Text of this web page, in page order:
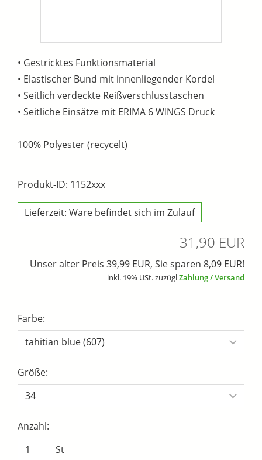
• Gestricktes Funktionsmaterial
• Elastischer Bund mit innenliegender Kordel
• Seitlich verdeckte Reißverschlusstaschen
• Seitliche Einsätze mit ERIMA 6 WINGS Druck
100% Polyester (recycelt)
Produkt-ID: 1152xxx
Lieferzeit: Ware befindet sich im Zulauf
31,90 EUR
Unser alter Preis 39,99 EUR, Sie sparen 8,09 EUR!
inkl. 19% USt. zuzüglZahlung / Versand
Farbe:
Größe:
Anzahl:
St